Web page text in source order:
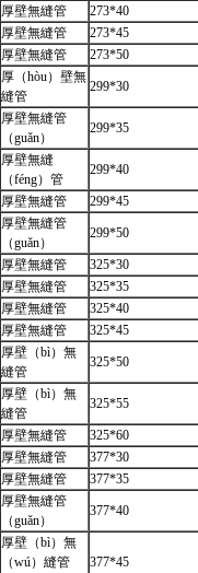
厚壁無縫管
273*40
厚壁無縫管
273*45
厚壁無縫管
273*50
厚（hòu）壁無
縫管
299*30
厚壁無縫管
（guǎn）
299*35
厚壁無縫
（féng）管
299*40
厚壁無縫管
299*45
厚壁無縫管
（guǎn）
299*50
厚壁無縫管
325*30
厚壁無縫管
325*35
厚壁無縫管
325*40
厚壁無縫管
325*45
厚壁（bì）無
縫管
325*50
厚壁（bì）無
縫管
325*55
厚壁無縫管
325*60
厚壁無縫管
377*30
厚壁無縫管
377*35
厚壁無縫管
（guǎn）
377*40
厚壁（bì）無
（wú）縫管
377*45